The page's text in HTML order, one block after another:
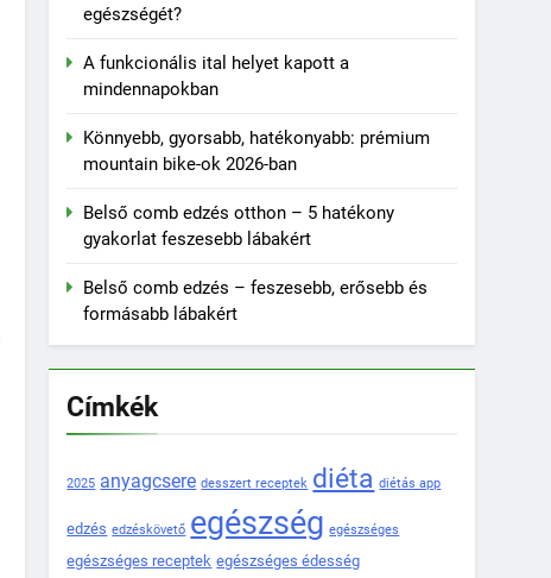
egészségét?
A funkcionális ital helyet kapott a
mindennapokban
Könnyebb, gyorsabb, hatékonyabb: prémium
mountain bike-ok 2026-ban
Belső comb edzés otthon – 5 hatékony
gyakorlat feszesebb lábakért
Belső comb edzés – feszesebb, erősebb és
formásabb lábakért
Címkék
2025 anyagcsere desszert receptek diéta diétás app
edzés edzéskövető egészség egészséges
egészséges receptek egészséges édesség